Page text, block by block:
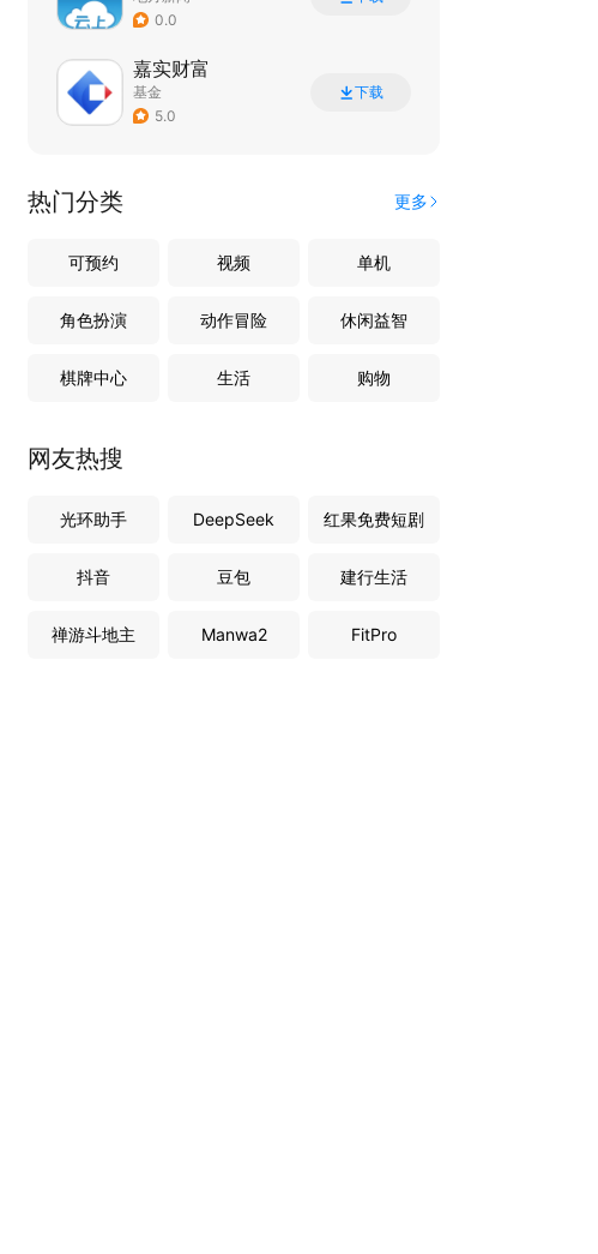
0.0
嘉实财富
基金
5.0
下载
热门分类 更多
可预约 视频 单机
角色扮演 动作冒险 休闲益智
棋牌中心 生活 购物
网友热搜
光环助手 DeepSeek 红果免费短剧
抖音 豆包 建行生活
禅游斗地主 Manwa2 FitPro